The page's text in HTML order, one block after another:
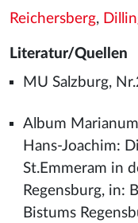
Reichersberg,
Literatur/Quellen
MU Salzburg,
Album
Hans-Joachim:
St.Emmeram in
Regensburg, in:
Bistums